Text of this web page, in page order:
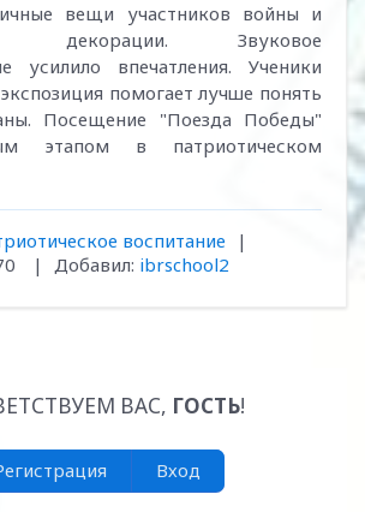
вещи участников войны и
декорации. Звуковое
усилило впечатления. Ученики
помогает лучше понять
Посещение "Поезда Победы"
этапом в патриотическом
воспитание
|
| Добавил: ibrschool2
ВАС, ГОСТЬ!
Вход